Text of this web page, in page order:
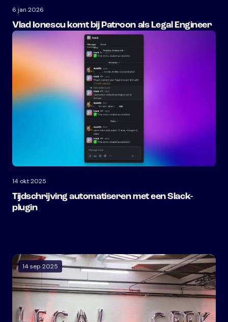
6 jan 2026
Vlad Ionescu komt bij Patroon als Legal Engineer
14 okt 2025
Tijdschrijving automatiseren met een Slack-
plugin
14 sep 2025